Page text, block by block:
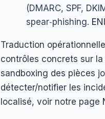
(DMARC, SPF,
spear‑phishing.
Traduction
contrôles concrets sur
sandboxing des pièces
détecter/notifier les
localisé, voir notre page